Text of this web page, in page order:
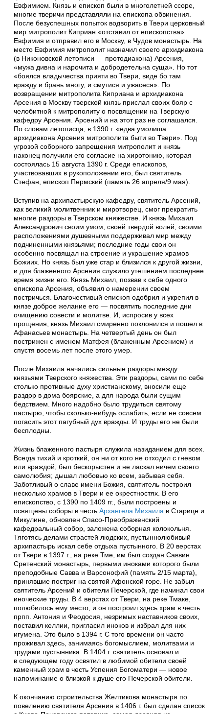
Евфимием. Князь и епископ были в многолетней ссоре,
многие тверичи представляли на епископа обвинения.
После безуспешных попыток водворить в Твери церковный
мир мит­рополит Киприан «отставил от епископства»
Евфимия и отправил его в Москву, в Чудов монастырь. На
место Евфимия митрополит назначил своего архидиакона
(в Никоновской летописи — протодиакона) Арсения,
«мужа дивна и нарочита и добродетельна суща». Но тот
«боялся владычества прияти во Твери, виде бо там
вражду и брань многу, и смутися и ужасеся». По
возвращении мит­рополита Киприана и архидиакона
Арсения в Москву тверской князь прислал своих бояр с
челобитной к митрополиту о посвящении на Тверскую
кафедру Арсения. Арсений и на этот раз не соглашался.
По словам летописца, в 1390 г. «едва умолиша
архидиакона Арсения митрополита быти во Твери». Под
угрозой со­борного запрещения митрополит и князь
наконец получили его согласие на хиро­тонию, которая
состоялась 15 августа 1390 г. Среди епископов,
участвовав­ших в рукоположении его, был святитель
Стефан, епископ Пермский (память 26 апреля/9 мая).
Вступив на архипастырскую кафедру, святитель Арсений,
как великий молит­венник и миротворец, смог прекратить
многие раздоры в Тверском кня­жест­ве. И князь Михаил
Александрович своим умом, своей твердой волей, сво­ими
расположениями душевными поддерживал мир между
подчиненными князьями; последние годы свои он
особенно посвящал на строение и украшение храмов
Божиих. Но князь был уже стар и близился к другой жизни,
и для бла­женного Арсения служило утешением последнее
время жизни его. Князь Михаил, позвав к себе одного
епископа Арсения, объявил о намерении своем
постричься. Благочестивый епископ одобрил и укрепил в
князе доброе желание его — посвятить последние дни
очищению совести и молитве. И, испросив у всех
прощения, князь Михаил смиренно поклонился и пошел в
Афанасьев монастырь. На четвертый день он был
пострижен с именем Матфея (блаженным Арсением) и
спустя восемь лет после этого умер.
После Михаила начались сильные раздоры между
князьями Тверского кня­жества. Эти раздоры, сами по себе
столько противные духу христианскому, вносили еще
раздор в дома боярские, а для народа были сущим
бедствием. Много надобно было трудиться святому
пастырю, чтобы сколько-нибудь ослабить, если не совсем
погасить этот пагубный дух вражды. И труды его не были
бесплодны.
Жизнь блаженного пастыря служила назиданием для всех.
Всегда тихий и кроткий, он ни от кого не отходил с гневом
или враждой; был бескорыстен и не ласкал ничем своего
самолюбия; дышал любовью ко всем, забывая себя.
Забот­ливый о славе имени Божия, святитель построил
несколько храмов в Твери и ее окрестностях. В его
епископство, с 1390 по 1409 гг., были построены и
освящены соборы в честь Архангела Михаила в Старице и
Микулине, обновлен Спасо-Преображенский
кафедральный собор, заложена соборная колокольня.
Тяготясь делами страстей людских, пустыннолюбивый
архипастырь искал себе отдыха пустынного. В 20 верстах
от Твери в 1397 г., на реке Тме, им был создан Саввин
Сретенский монастырь, первыми иноками которого были
преподобные Савва и Варсонофий (память 2/15 марта),
принявшие постриг на святой Афон­ской горе. Не забыл
святитель Арсений и обители Печерской, где начинал свои
ино­ческие труды. В 4 верстах от Твери, на реке Тмаке,
полюбилось ему место, и он построил здесь храм в честь
прпп. Антония и Феодосия, незримых настав­ников своих,
поставил келлии, пригласил иноков и избрал для них
игумена. Это было в 1394 г. С того времени он часто
проживал здесь, занимаясь бого­мыслием, молитвами и
трудами пустынника. В 1404 г. святитель основал и
в сле­дующем году освятил в любимой обители своей
каменный храм в честь Успения Богоматери — новое
напоминание о близкой к душе его Печерской обители.
К окончанию строительства Желтикова монастыря по
повелению святителя Ар­сения в 1406 г. был сделан список